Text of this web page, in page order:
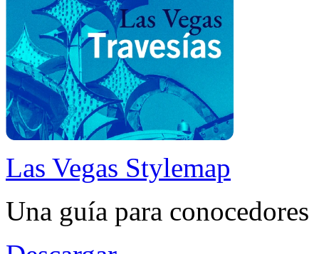
Las Vegas Stylemap
Una guía para conocedores